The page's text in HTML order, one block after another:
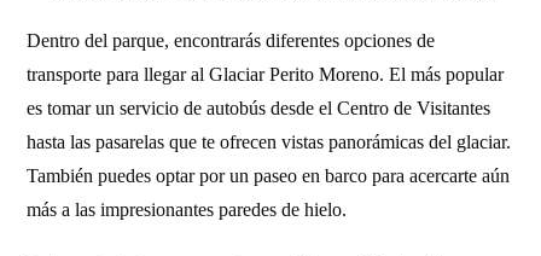
Dentro del parque, encontrarás diferentes opciones de
transporte para llegar al Glaciar Perito Moreno. El más popular
es tomar un servicio de autobús desde el Centro de Visitantes
hasta las pasarelas que te ofrecen vistas panorámicas del glaciar.
También puedes optar por un paseo en barco para acercarte aún
más a las impresionantes paredes de hielo.